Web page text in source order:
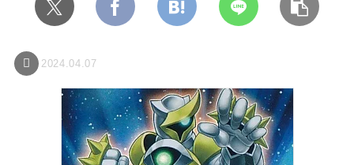
2024.04.07